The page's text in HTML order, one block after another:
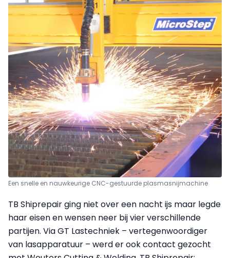
Een snelle en nauwkeurige CNC-gestuurde plasmasnijmachine
TB Shiprepair ging niet over een nacht ijs maar legde
haar eisen en wensen neer bij vier verschillende
partijen. Via GT Lastechniek – vertegenwoordiger
van lasapparatuur – werd er ook contact gezocht